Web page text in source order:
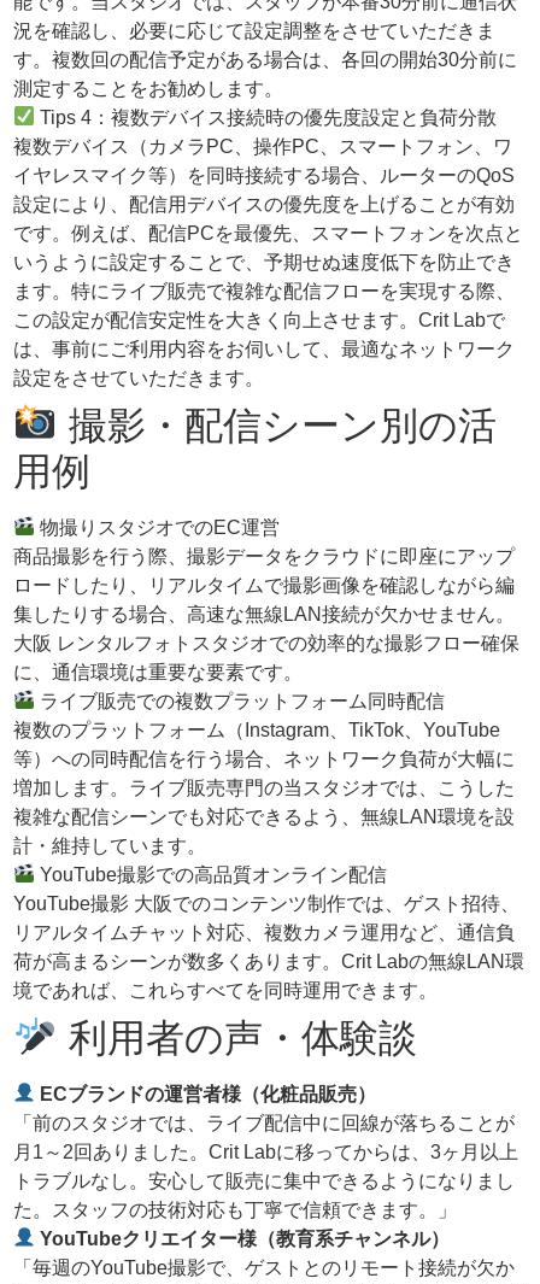
況を確認し、必要に応じて設定調整をさせていただきま
す。複数回の配信予定がある場合は、各回の開始30分前に
測定することをお勧めします。
Tips 4：複数デバイス接続時の優先度設定と負荷分散
複数デバイス（カメラPC、操作PC、スマートフォン、ワ
イヤレスマイク等）を同時接続する場合、ルーターのQoS
設定により、配信用デバイスの優先度を上げることが有効
です。例えば、配信PCを最優先、スマートフォンを次点と
いうように設定することで、予期せぬ速度低下を防止でき
ます。特にライブ販売で複雑な配信フローを実現する際、
この設定が配信安定性を大きく向上させます。Crit Labで
は、事前にご利用内容をお伺いして、最適なネットワーク
設定をさせていただきます。
撮影・配信シーン別の活
用例
物撮りスタジオでのEC運営
商品撮影を行う際、撮影データをクラウドに即座にアップ
ロードしたり、リアルタイムで撮影画像を確認しながら編
集したりする場合、高速な無線LAN接続が欠かせません。
大阪 レンタルフォトスタジオでの効率的な撮影フロー確保
に、通信環境は重要な要素です。
ライブ販売での複数プラットフォーム同時配信
複数のプラットフォーム（Instagram、TikTok、YouTube
等）への同時配信を行う場合、ネットワーク負荷が大幅に
増加します。ライブ販売専門の当スタジオでは、こうした
複雑な配信シーンでも対応できるよう、無線LAN環境を設
計・維持しています。
YouTube撮影での高品質オンライン配信
YouTube撮影 大阪でのコンテンツ制作では、ゲスト招待、
リアルタイムチャット対応、複数カメラ運用など、通信負
荷が高まるシーンが数多くあります。Crit Labの無線LAN環
境であれば、これらすべてを同時運用できます。
利用者の声・体験談
ECブランドの運営者様（化粧品販売）
「前のスタジオでは、ライブ配信中に回線が落ちることが
月1～2回ありました。Crit Labに移ってからは、3ヶ月以上
トラブルなし。安心して販売に集中できるようになりまし
た。スタッフの技術対応も丁寧で信頼できます。」
YouTubeクリエイター様（教育系チャンネル）
「毎週のYouTube撮影で、ゲストとのリモート接続が欠か